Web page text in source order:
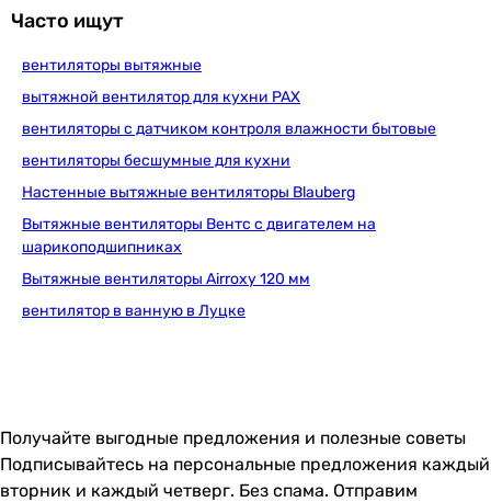
Часто ищут
вентиляторы вытяжные
вытяжной вентилятор для кухни PAX
вентиляторы с датчиком контроля влажности бытовые
вентиляторы бесшумные для кухни
Настенные вытяжные вентиляторы Blauberg
Вытяжные вентиляторы Вентс с двигателем на
шарикоподшипниках
Вытяжные вентиляторы Airroxy 120 мм
вентилятор в ванную в Луцке
Получайте выгодные предложения и полезные советы
Подписывайтесь на персональные предложения каждый
вторник и каждый четверг. Без спама. Отправим